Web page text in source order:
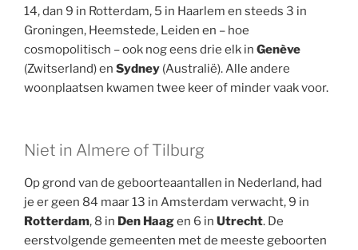
14, dan 9 in Rotterdam, 5 in Haarlem en steeds 3 in
Groningen, Heemstede, Leiden en – hoe
cosmopolitisch – ook nog eens drie elk in Genève
(Zwitserland) en Sydney (Australië). Alle andere
woonplaatsen kwamen twee keer of minder vaak voor.
Niet in Almere of Tilburg
Op grond van de geboorteaantallen in Nederland, had
je er geen 84 maar 13 in Amsterdam verwacht, 9 in
Rotterdam, 8 in Den Haagen 6 in Utrecht. De
eerstvolgende gemeenten met de meeste geboorten